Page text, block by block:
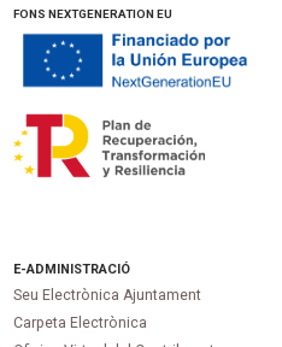
FONS NEXTGENERATION EU
E-ADMINISTRACIÓ
Seu Electrònica Ajuntament
Carpeta Electrònica